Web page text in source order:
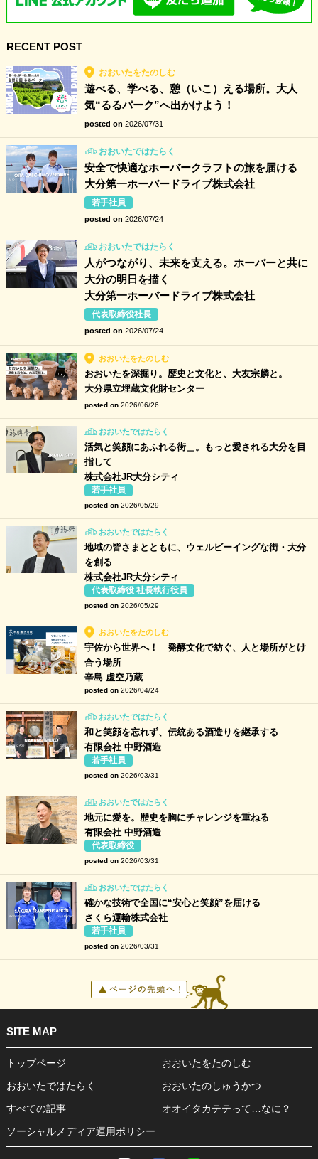
RECENT POST
おおいたをたのしむ
遊べる、学べる、憩（いこ）える場所。大人
気“るるパーク”へ出かけよう！
posted on 2026/07/31
おおいたではたらく
安全で快適なホーバークラフトの旅を届ける
大分第一ホーバードライブ株式会社
若手社員
posted on 2026/07/24
おおいたではたらく
人がつながり、未来を支える。ホーバーと共に
大分の明日を描く
大分第一ホーバードライブ株式会社
代表取締役社長
posted on 2026/07/24
おおいたをたのしむ
おおいたを深掘り。歴史と文化と、大友宗麟と。
大分県立埋蔵文化財センター
posted on 2026/06/26
おおいたではたらく
活気と笑顔にあふれる街＿。もっと愛される大分を目
指して
株式会社JR大分シティ
若手社員
posted on 2026/05/29
おおいたではたらく
地域の皆さまとともに、ウェルビーイングな街・大分
を創る
株式会社JR大分シティ
代表取締役 社長執行役員
posted on 2026/05/29
おおいたをたのしむ
宇佐から世界へ！ 発酵文化で紡ぐ、人と場所がとけ
合う場所
辛島 虚空乃蔵
posted on 2026/04/24
おおいたではたらく
和と笑顔を忘れず、伝統ある酒造りを継承する
有限会社 中野酒造
若手社員
posted on 2026/03/31
おおいたではたらく
地元に愛を。歴史を胸にチャレンジを重ねる
有限会社 中野酒造
代表取締役
posted on 2026/03/31
おおいたではたらく
確かな技術で全国に“安心と笑顔”を届ける
さくら運輸株式会社
若手社員
posted on 2026/03/31
SITE MAP
トップページ
おおいたをたのしむ
おおいたではたらく
おおいたのしゅうかつ
すべての記事
オオイタカテテって…なに？
ソーシャルメディア運用ポリシー